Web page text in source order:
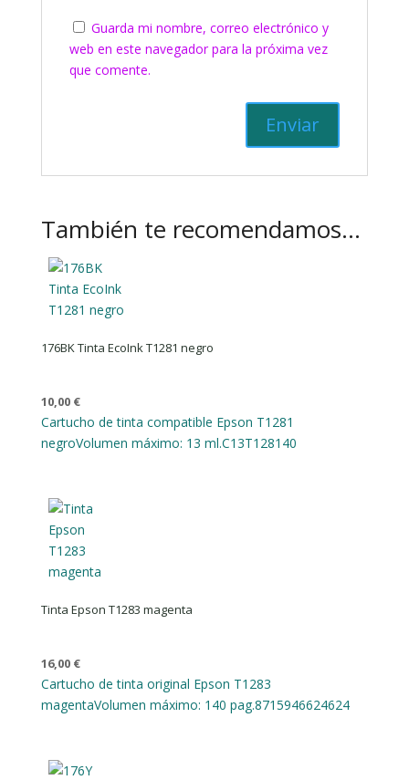
Guarda mi nombre, correo electrónico y
web en este navegador para la próxima vez
que comente.
También te recomendamos…
176BK Tinta EcoInk T1281 negro
10,00 €
Cartucho de tinta compatible Epson T1281
negroVolumen máximo: 13 ml.C13T128140
Tinta Epson T1283 magenta
16,00 €
Cartucho de tinta original Epson T1283
magentaVolumen máximo: 140 pag.8715946624624